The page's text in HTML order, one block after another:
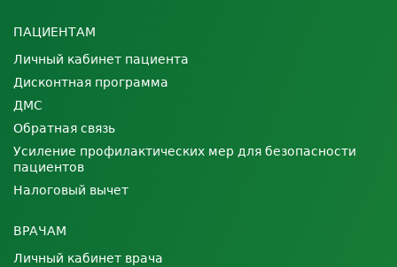
ПАЦИЕНТАМ
Личный кабинет пациента
Дисконтная программа
ДМС
Обратная связь
Усиление профилактических мер для безопасности
пациентов
Налоговый вычет
ВРАЧАМ
Личный кабинет врача